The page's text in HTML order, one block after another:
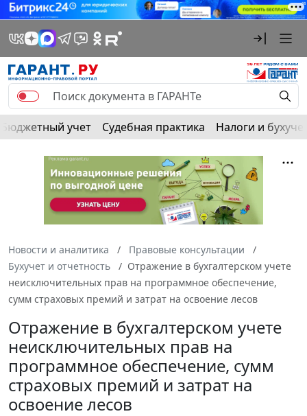
Бюджетный учет Судебная практика Налоги и
Новости и аналитика
Правовые консультации
Бухучет и отчетность
Отражение в бухгалтерском учете
неисключительных прав на программное обеспечение,
сумм страховых премий и затрат на освоение лесов
Отражение в бухгалтерском учете
неисключительных прав на
программное обеспечение, сумм
страховых премий и затрат на
освоение лесов